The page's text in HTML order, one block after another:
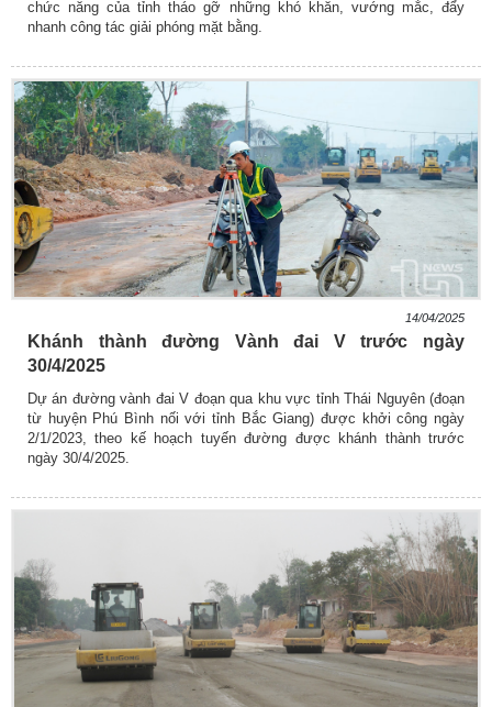
chức năng của tỉnh tháo gỡ những khó khăn, vướng mắc, đẩy
nhanh công tác giải phóng mặt bằng.
14/04/2025
Khánh thành đường Vành đai V trước ngày
30/4/2025
Dự án đường vành đai V đoạn qua khu vực tỉnh Thái Nguyên (đoạn
từ huyện Phú Bình nối với tỉnh Bắc Giang) được khởi công ngày
2/1/2023, theo kế hoạch tuyến đường được khánh thành trước
ngày 30/4/2025.